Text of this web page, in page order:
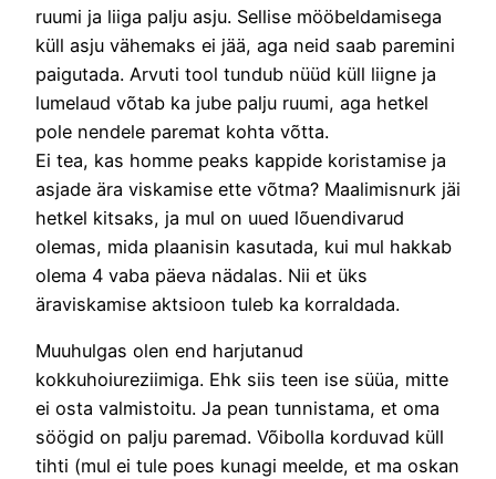
ruumi ja liiga palju asju. Sellise mööbeldamisega
küll asju vähemaks ei jää, aga neid saab paremini
paigutada. Arvuti tool tundub nüüd küll liigne ja
lumelaud võtab ka jube palju ruumi, aga hetkel
pole nendele paremat kohta võtta.
Ei tea, kas homme peaks kappide koristamise ja
asjade ära viskamise ette võtma? Maalimisnurk jäi
hetkel kitsaks, ja mul on uued lõuendivarud
olemas, mida plaanisin kasutada, kui mul hakkab
olema 4 vaba päeva nädalas. Nii et üks
äraviskamise aktsioon tuleb ka korraldada.
Muuhulgas olen end harjutanud
kokkuhoiureziimiga. Ehk siis teen ise süüa, mitte
ei osta valmistoitu. Ja pean tunnistama, et oma
söögid on palju paremad. Võibolla korduvad küll
tihti (mul ei tule poes kunagi meelde, et ma oskan